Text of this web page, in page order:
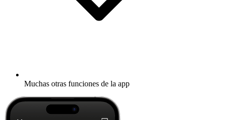
Muchas otras funciones de la app